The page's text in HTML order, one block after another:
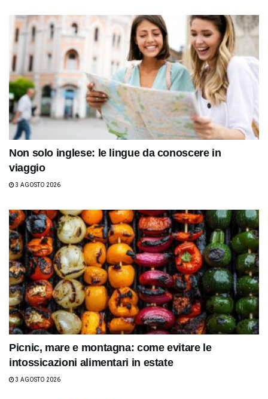
Non solo inglese: le lingue da conoscere in
viaggio
3 AGOSTO 2026
Picnic, mare e montagna: come evitare le
intossicazioni alimentari in estate
3 AGOSTO 2026